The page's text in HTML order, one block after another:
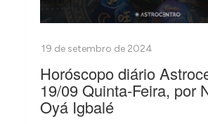
Horóscopo diário
19/09 Quinta-Feira, por
Oyá Igbalé